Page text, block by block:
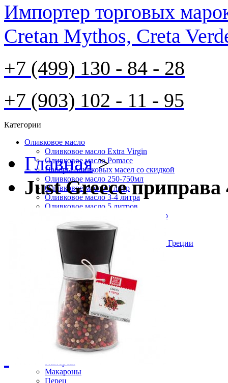
Импортер торговых
Cretan Mythos, Creta
+7 (499) 130 - 84 - 28
+7 (903) 102 - 11 - 95
Категории
Оливковое масло
Оливковое масло Extra Virgin
Оливковое масло Pomace
Наборы оливковых масел со скидкой
Оливковое масло 250-750мл
Оливковое масло 1 литр
Оливковое масло 3-4 литра
Оливковое масло 5 литров
Нефильтрованное оливковое масло
Оливковое масло Organic Bio
Оливковое масло P.D.O.-P.G.I.
Монастырское оливковое масло из Греции
Оливки и маслины
Оливки
Маслины
Оливки и маслины 150-820г
Оливки и маслины 3000-4400г
Оливковая паста
Консервы и бакалея
Артишоки
Баклажаны
Брускетты
Греческая выпечка
Долма
Макароны
Перец
Главная >
Just Greece приправа